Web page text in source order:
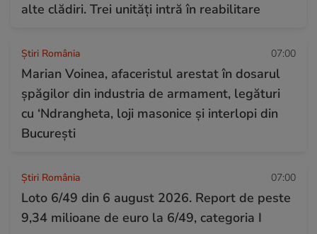
alte clădiri. Trei unități intră în reabilitare
Știri România 07:00
Marian Voinea, afaceristul arestat în dosarul
șpăgilor din industria de armament, legături
cu ‘Ndrangheta, loji masonice și interlopi din
București
Știri România 07:00
Loto 6/49 din 6 august 2026. Report de peste
9,34 milioane de euro la 6/49, categoria I